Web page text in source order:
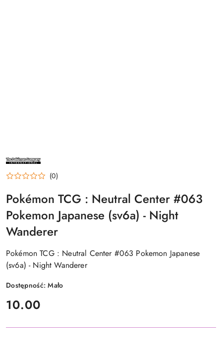
NAZWA
PRODUCENTA:
THE
POKÉMON
INTERNATIONAL
(0)
Pokémon TCG : Neutral Center #063
Pokemon Japanese (sv6a) - Night
Wanderer
Pokémon TCG : Neutral Center #063 Pokemon Japanese
(sv6a) - Night Wanderer
Dostępność:Mało
cena:
10.00